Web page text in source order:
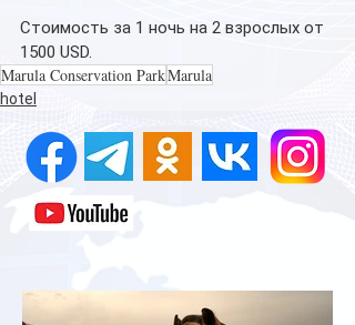
Стоимость за 1 ночь на 2 взрослых от
1500 USD.
Marula Conservation ParkMarula
hotel